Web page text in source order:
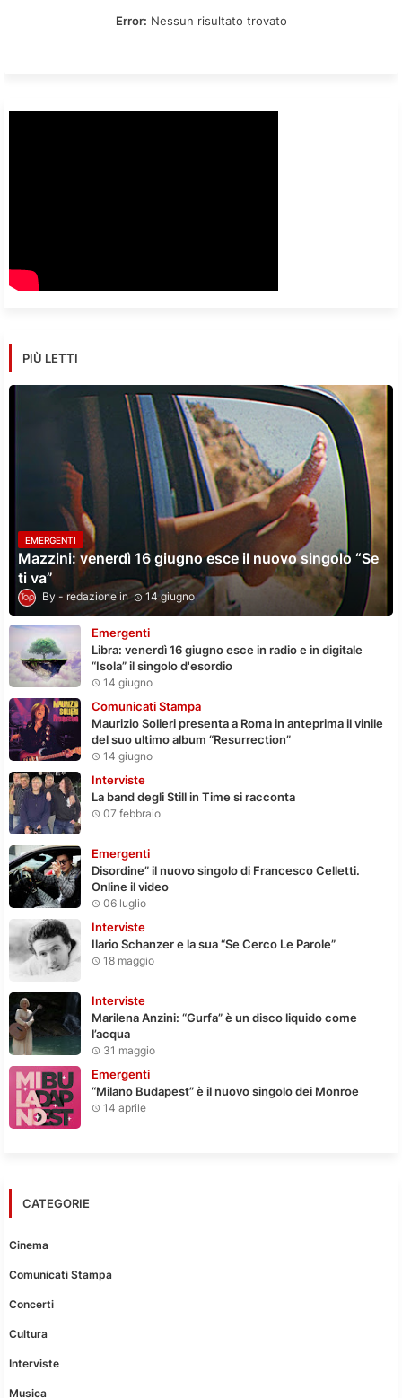
Error: Nessun risultato trovato
PIÙ LETTI
EMERGENTI
Mazzini: venerdì 16 giugno esce il nuovo singolo “Se
ti va”
redazione 14 giugno
Emergenti
Libra: venerdì 16 giugno esce in radio e in digitale
“Isola” il singolo d'esordio
14 giugno
Comunicati Stampa
Maurizio Solieri presenta a Roma in anteprima il vinile
del suo ultimo album “Resurrection”
14 giugno
Interviste
La band degli Still in Time si racconta
07 febbraio
Emergenti
Disordine” il nuovo singolo di Francesco Celletti.
Online il video
06 luglio
Interviste
Ilario Schanzer e la sua “Se Cerco Le Parole”
18 maggio
Interviste
Marilena Anzini: “Gurfa” è un disco liquido come
l’acqua
31 maggio
Emergenti
“Milano Budapest” è il nuovo singolo dei Monroe
14 aprile
CATEGORIE
Cinema
Comunicati Stampa
Concerti
Cultura
Interviste
Musica